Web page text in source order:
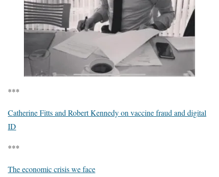
***
Catherine Fitts and Robert Kennedy on vaccine fraud and digital
ID
***
The economic crisis we face